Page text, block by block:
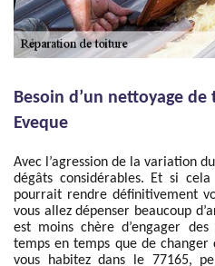
Besoin d’un nettoyage de
Eveque
Avec l’agression de la variation
dégâts considérables. Et si
pourrait rendre définitivement
vous allez dépenser beaucoup
est moins chère d’engager
temps en temps que de
vous habitez dans le 77165,